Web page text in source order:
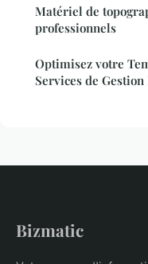
Matériel de
professionnels
Optimisez votre
Services de Gestion
Bizmatic